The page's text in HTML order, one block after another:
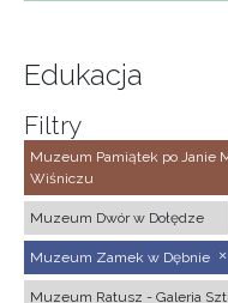
Edukacja
Filtry
Muzeum Pamiątek po Janie
Wiśniczu
Muzeum Dwór w Dołędze
Muzeum Zamek w Dębnie
Muzeum Ratusz - Galeria